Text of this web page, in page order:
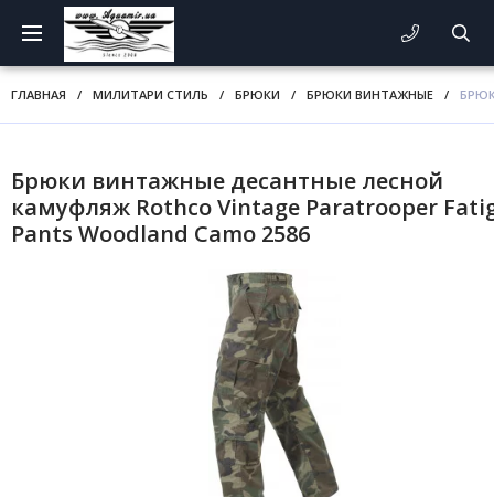
ГЛАВНАЯ / МИЛИТАРИ СТИЛЬ / БРЮКИ / БРЮКИ ВИНТАЖНЫЕ /
Брюки винтажные десантные лесной
камуфляж Rothco Vintage Paratrooper
Pants Woodland Camo 2586